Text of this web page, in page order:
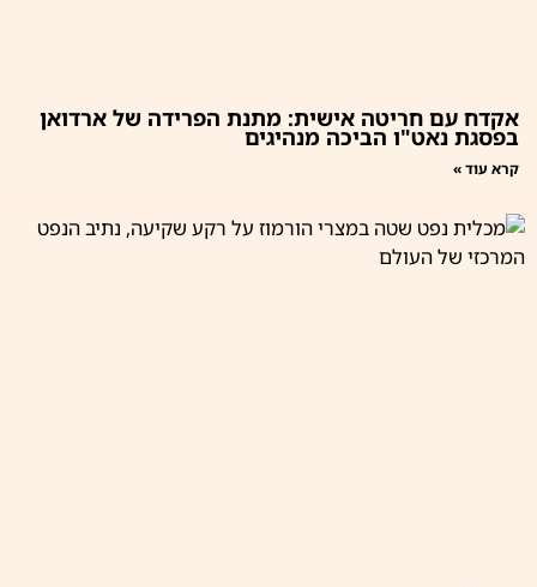
אקדח עם חריטה אישית: מתנת הפרידה של ארדואן
בפסגת נאט"ו הביכה מנהיגים
קרא עוד »